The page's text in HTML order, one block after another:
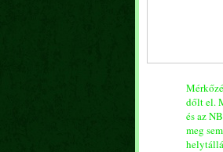
dőlt el.
és az
meg